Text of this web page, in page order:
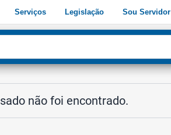
Serviços Legislação Sou Servidor
não foi encontrado.